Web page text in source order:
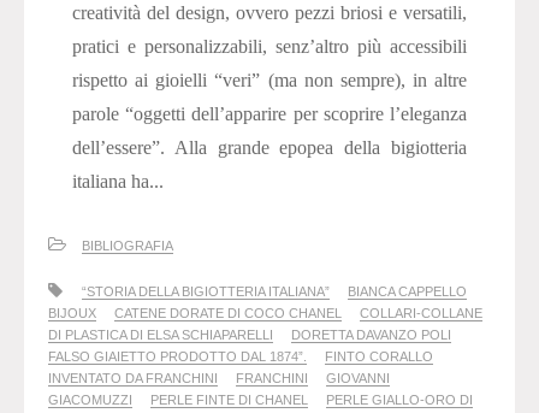
creatività del design, ovvero pezzi briosi e versatili,
pratici e personalizzabili, senz’altro più accessibili
rispetto ai gioielli “veri” (ma non sempre), in altre
parole “oggetti dell’apparire per scoprire l’eleganza
dell’essere”. Alla grande epopea della bigiotteria
italiana ha...
BIBLIOGRAFIA
“STORIA DELLA BIGIOTTERIA ITALIANA”
BIANCA CAPPELLO
BIJOUX
CATENE DORATE DI COCO CHANEL
COLLARI-COLLANE
DI PLASTICA DI ELSA SCHIAPARELLI
DORETTA DAVANZO POLI
FALSO GIAIETTO PRODOTTO DAL 1874”.
FINTO CORALLO
INVENTATO DA FRANCHINI
FRANCHINI
GIOVANNI
GIACOMUZZI
PERLE FINTE DI CHANEL
PERLE GIALLO-ORO DI